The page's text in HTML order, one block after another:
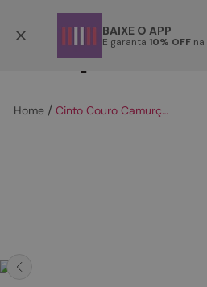
BAIXE O APP
E garanta 10% OFF na
Cinto Couro Camurça - OFF WHITE
2º
rasteira
7